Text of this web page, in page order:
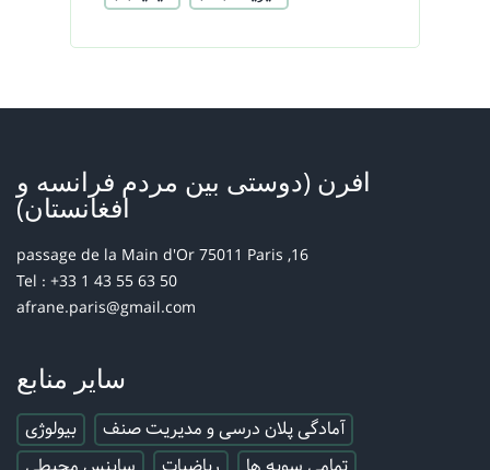
افرن (دوستی بین مردم فرانسه و
افغانستان)
16, passage de la Main d'Or 75011 Paris
Tel : +33 1 43 55 63 50
afrane.paris@gmail.com
سایر منابع
آمادگی پلان درسی و مدیریت صنف
بیولوژی